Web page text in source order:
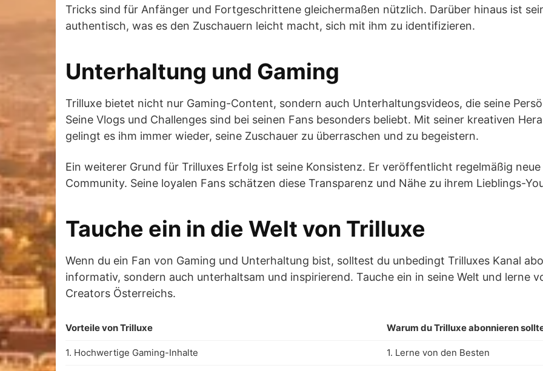
Tricks sind für Anfänger und Fortgeschrittene gleichermaßen nützlich. Darüber hinaus ist
authentisch, was es den Zuschauern leicht macht, sich mit ihm zu identifizieren.
Unterhaltung und Gaming
Trilluxe bietet nicht nur Gaming-Content, sondern auch Unterhaltungsvideos, die seine
Seine Vlogs und Challenges sind bei seinen Fans besonders beliebt. Mit seiner kreativen
gelingt es ihm immer wieder, seine Zuschauer zu überraschen und zu begeistern.
Ein weiterer Grund für Trilluxes Erfolg ist seine Konsistenz. Er veröffentlicht regelmäßig
Community. Seine loyalen Fans schätzen diese Transparenz und Nähe zu ihrem Lieblings-
Tauche ein in die Welt von Trilluxe
Wenn du ein Fan von Gaming und Unterhaltung bist, solltest du unbedingt Trilluxes Kanal
informativ, sondern auch unterhaltsam und inspirierend. Tauche ein in seine Welt und lerne
Creators Österreichs.
Vorteile von Trilluxe Warum du Trilluxe abonnieren
1. Hochwertige Gaming-Inhalte 1. Lerne von den Besten